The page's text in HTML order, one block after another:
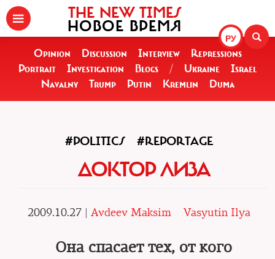
РУ
THE NEW TIMES
НОВОЕ ВРЕМЯ
Opinion Discussion Interview
Repressions
Portrait
Investigation Blogs / Ukraine
Israel
Navalny
Trump Putin Kremlin Duma
#POLITICS #REPORTAGE
ДОКТОР ЛИЗА
2009.10.27 | Avdeev Maksim Vasyutin Ilya
Она спасает тех, от кого